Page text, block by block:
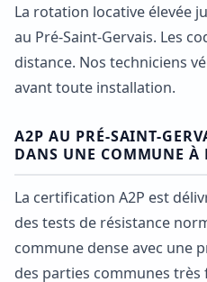
La rotation locative élevée
au Pré-Saint-Gervais. Les
distance. Nos techniciens
avant toute installation.
A2P AU PRÉ-SAINT-
DANS UNE COMMUNE À
La certification A2P est
des tests de résistance
commune dense avec une
des parties communes